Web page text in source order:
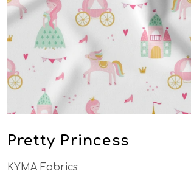
Pretty Princess
KYMA Fabrics